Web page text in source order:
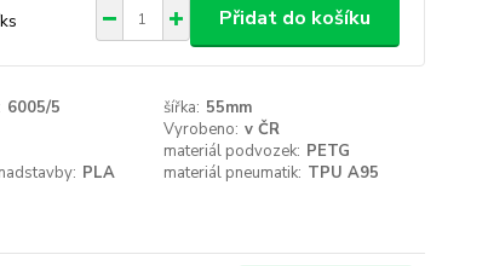
ks Přidat do košíku
6005/5 šířka: 55mm
Vyrobeno: v ČR
materiál podvozek: PETG
PLA materiál pneumatik: TPU A95